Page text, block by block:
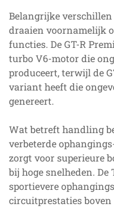
Belangrijke verschillen
draaien voornamelijk
functies. De GT-R
turbo V6-motor die
produceert, terwijl de
variant heeft die
genereert.
Wat betreft handling
verbeterde
zorgt voor superieure
bij hoge snelheden.
sportievere
circuitprestaties